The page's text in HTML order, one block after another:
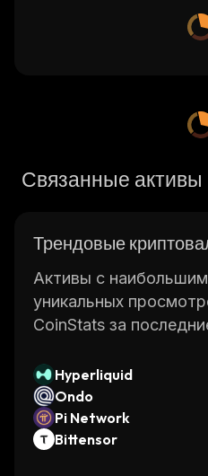
Связанные активы
Трендовые
Активы с
уникальных
CoinStats за
Hyperliquid
Ondo
Pi Network
Bittensor